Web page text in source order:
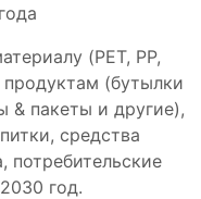
(PET, PP,
продуктам (бутылки
& пакеты и другие),
средства
потребительские
год.